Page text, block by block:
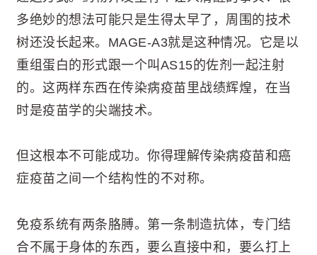
多绝妙的想法可能只是生得太早了，周围的技术
树还没长起来。MAGE-A3就是这种情况。它是以
重组蛋白的形式跟一个叫AS15的佐剂一起注射
的。这两样东西在传染病疫苗里战绩辉煌，在当
时是疫苗学的尖端技术。
但这根本不可能成功。你得理解传染病疫苗和癌
症疫苗之间一个结构性的不对称。
免疫系统有两条胳膊。第一条制造抗体，专门结
合不属于身体的东西，要么直接中和，要么打上